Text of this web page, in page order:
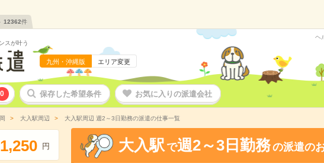
12362件
スが叶う
九州・沖縄版 エリア変更
ヘ
0 保存した希望条件 お気に入りの派遣会社
大入駅周辺 大入駅周辺 週2～3日勤務の派遣の仕事一覧
1,250 円 大入駅 で週2～3日勤務の派遣の